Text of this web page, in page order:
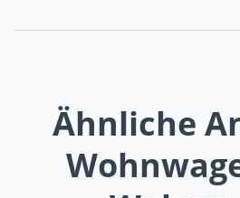
Ähnliche